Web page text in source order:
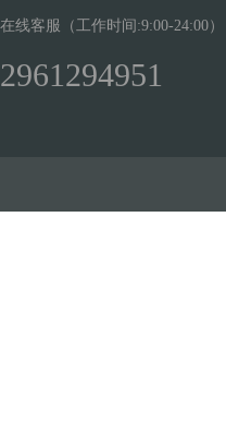
在线客服（工作时间:9:00-24:00）
2961294951